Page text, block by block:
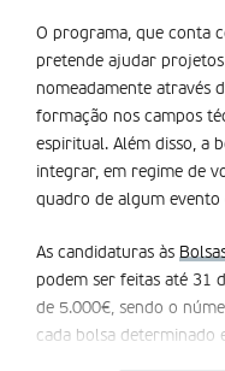
O programa, que conta
pretende ajudar
nomeadamente através
formação nos campos
espiritual. Além disso, a
integrar, em regime de
quadro de algum
As candidaturas às
podem ser feitas até 31
de 5.000€, sendo o
cada bolsa determinado